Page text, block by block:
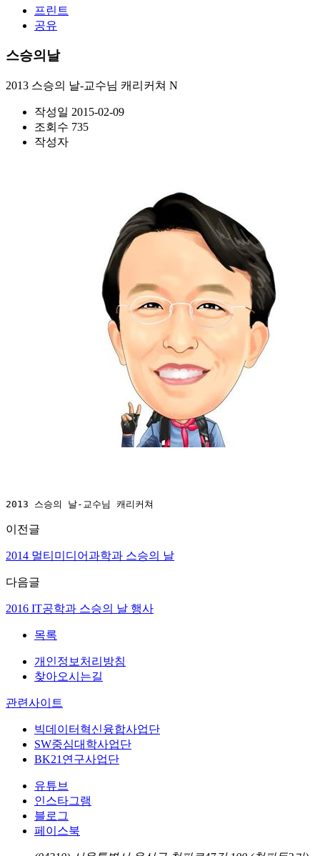
프린트
공유
스승의날
2013 스승의 날-교수님 캐리커쳐 N
작성일 2015-02-09
조회수 735
작성자
2013 스승의 날-교수님 캐리커쳐
이전글
2014 멀티미디어과학과 스승의 날
다음글
2016 IT공학과 스승의 날 행사
목록
개인정보처리방침
찾아오시는길
관련사이트
빅데이터혁신융합사업단
SW중심대학사업단
BK21연구사업단
유튜브
인스타그램
블로그
페이스북